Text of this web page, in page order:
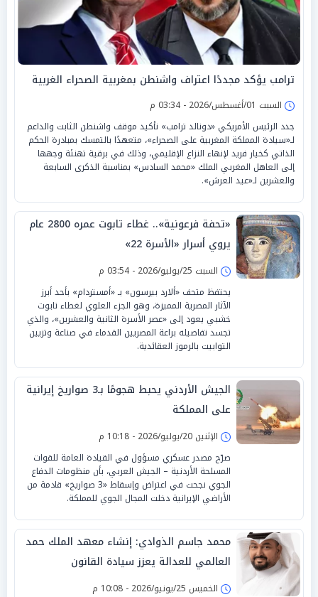
ترامب يؤكد مجددًا اعتراف واشنطن بمغربية الصحراء الغربية
السبت 01/أغسطس/2026 - 03:34 م
جدد الرئيس الأمريكي «دونالد ترامب» تأكيد موقف واشنطن الثابت والداعم
لـ«سيادة المملكة المغربية على الصحراء»، متعهدًا بالتمسك بمبادرة الحكم
الذاتي كخيار فريد لإنهاء النزاع الإقليمي، وذلك في برقية تهنئة وجهها
إلى العاهل المغربي الملك «محمد السادس» بمناسبة الذكرى السابعة
والعشرين لـ«عيد العرش».
«تحفة فرعونية».. غطاء تابوت عمره 2800 عام
يروي أسرار «الأسرة 22»
السبت 25/يوليو/2026 - 03:54 م
يحتفظ متحف «ألارد بيرسون» بـ «أمستردام» بأحد أبرز
الآثار المصرية المميزة، وهو الجزء العلوي لغطاء تابوت
خشبي يعود إلى «عصر الأسرة الثانية والعشرين»، والذي
تجسد تفاصيله براعة المصريين القدماء في صناعة وتزيين
التوابيت بالرموز العقائدية.
الجيش الأردني يحبط هجومًا بـ3 صواريخ إيرانية
على المملكة
الإثنين 20/يوليو/2026 - 10:18 م
صرّح مصدر عسكري مسؤول في القيادة العامة للقوات
المسلحة الأردنية – الجيش العربي، بأن منظومات الدفاع
الجوي نجحت في اعتراض وإسقاط «3 صواريخ» قادمة من
الأراضي الإيرانية دخلت المجال الجوي للمملكة.
محمد جاسم الذوادي: إنشاء معهد الملك حمد
العالمي للعدالة يعزز سيادة القانون
الخميس 25/يونيو/2026 - 10:08 م